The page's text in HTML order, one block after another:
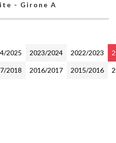
- Girone A
2025 2023/2024 2022/2023
2018 2016/2017 2015/2016